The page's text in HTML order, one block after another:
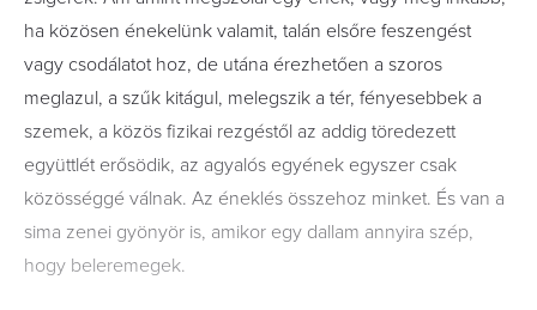
ha közösen énekelünk valamit, talán elsőre feszengést
vagy csodálatot hoz, de utána érezhetően a szoros
meglazul, a szűk kitágul, melegszik a tér, fényesebbek a
szemek, a közös fizikai rezgéstől az addig töredezett
együttlét erősödik, az agyalós egyének egyszer csak
közösséggé válnak. Az éneklés összehoz minket. És van a
sima zenei gyönyör is, amikor egy dallam annyira szép,
hogy beleremegek.